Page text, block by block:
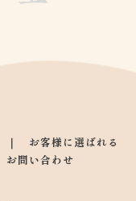
｜ お客様に選ばれる
お問い合わせ